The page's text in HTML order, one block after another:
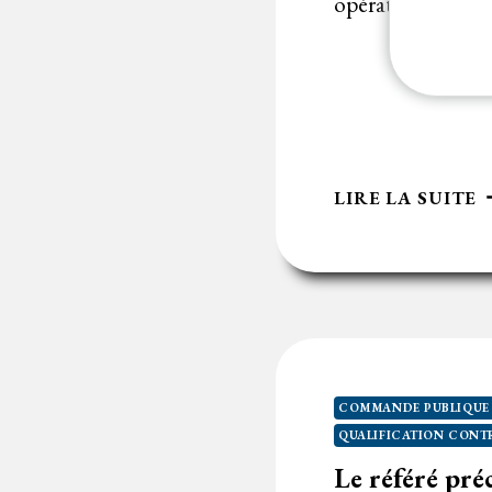
LIRE LA SUITE
…
COMMANDE PUBLIQUE
QUALIFICATION
Le référé